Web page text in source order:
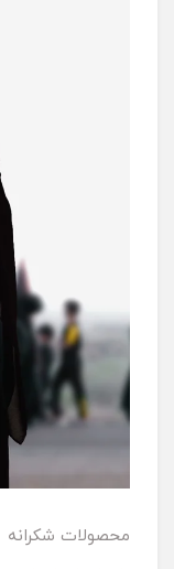
محصولات شکرانه